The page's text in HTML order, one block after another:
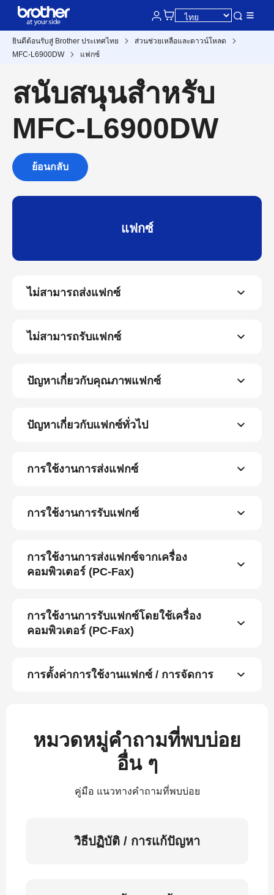
ยินดีต้อนรับสู่ Brother ประเทศไทย
ส่วนช่วยเหลือและดาวน์โหลด
MFC-L6900DW
แฟกซ์
สนับสนุนสำหรับ
MFC-L6900DW
ย้อนกลับ
แฟกซ์
ไม่สามารถส่งแฟกซ์
ไม่สามารถรับแฟกซ์
ปัญหาเกี่ยวกับคุณภาพแฟกซ์
ปัญหาเกี่ยวกับแฟกซ์ทั่วไป
การใช้งานการส่งแฟกซ์
การใช้งานการรับแฟกซ์
การใช้งานการส่งแฟกซ์จากเครื่อง
คอมพิวเตอร์ (PC-Fax)
การใช้งานการรับแฟกซ์โดยใช้เครื่อง
คอมพิวเตอร์ (PC-Fax)
การตั้งค่าการใช้งานแฟกซ์ / การจัดการ
หมวดหมู่คำถามที่พบบ่อย
อื่น ๆ
คู่มือ แนวทางคำถามที่พบบ่อย
วิธีปฏิบัติ / การแก้ปัญหา